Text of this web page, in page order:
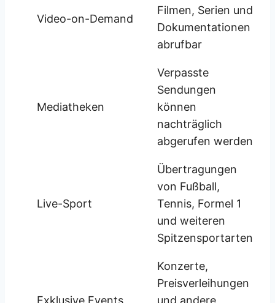
Video-on-Demand
Filmen, Serien und
Dokumentationen
abrufbar
Mediatheken
Verpasste
Sendungen
können
nachträglich
abgerufen werden
Live-Sport
Übertragungen
von Fußball,
Tennis, Formel 1
und weiteren
Spitzensportarten
Exklusive Events
Konzerte,
Preisverleihungen
und andere